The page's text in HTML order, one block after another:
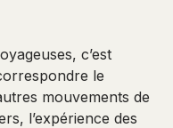
c’est
le
mouvements de
l’expérience des